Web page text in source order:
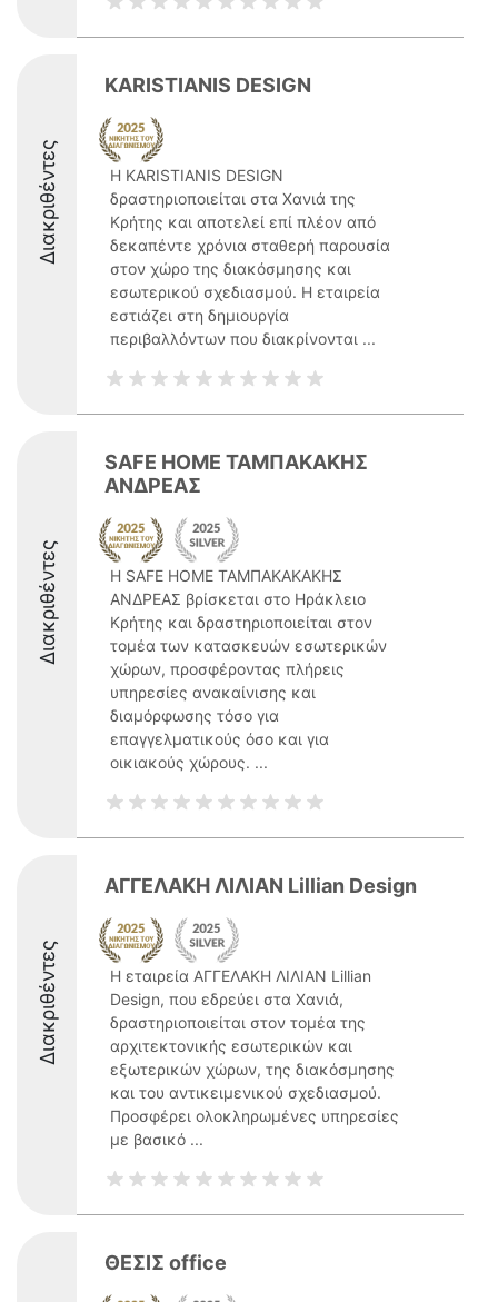
Διακριθέντες
KARISTIANIS DESIGN
Η KARISTIANIS DESIGN
δραστηριοποιείται στα Χανιά της
Κρήτης και αποτελεί επί πλέον από
δεκαπέντε χρόνια σταθερή παρουσία
στον χώρο της διακόσμησης και
εσωτερικού σχεδιασμού. Η εταιρεία
εστιάζει στη δημιουργία
περιβαλλόντων που διακρίνονται ...
Διακριθέντες
SAFE HOME ΤΑΜΠΑΚΑΚΗΣ
ΑΝΔΡΕΑΣ
Η SAFE HOME ΤΑΜΠΑΚΑΚΑΚΗΣ
ΑΝΔΡΕΑΣ βρίσκεται στο Ηράκλειο
Κρήτης και δραστηριοποιείται στον
τομέα των κατασκευών εσωτερικών
χώρων, προσφέροντας πλήρεις
υπηρεσίες ανακαίνισης και
διαμόρφωσης τόσο για
επαγγελματικούς όσο και για
οικιακούς χώρους. ...
Διακριθέντες
ΑΓΓΕΛΑΚΗ ΛΙΛΙΑΝ Lillian Design
Η εταιρεία ΑΓΓΕΛΑΚΗ ΛΙΛΙΑΝ Lillian
Design, που εδρεύει στα Χανιά,
δραστηριοποιείται στον τομέα της
αρχιτεκτονικής εσωτερικών και
εξωτερικών χώρων, της διακόσμησης
και του αντικειμενικού σχεδιασμού.
Προσφέρει ολοκληρωμένες υπηρεσίες
με βασικό ...
ΘΕΣΙΣ οffice